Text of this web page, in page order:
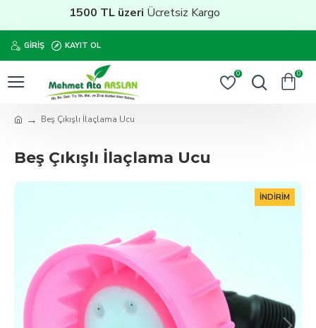
1500 TL üzeriÜcretsiz Kargo
GIRIŞ KAYIT OL
0 0
Beş Çıkışlı İlaçlama Ucu
Beş Çıkışlı İlaçlama Ucu
İNDIRIM